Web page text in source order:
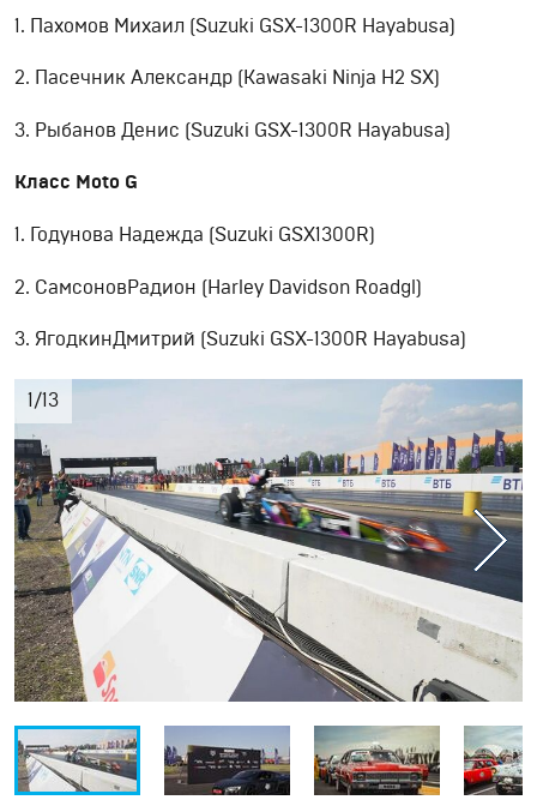
1. Пахомов Михаил (Suzuki GSX-1300R Hayabusa)
2. Пасечник Александр (Kawasaki Ninja H2 SX)
3. Рыбанов Денис (Suzuki GSX-1300R Hayabusa)
Класс Moto G
1. Годунова Надежда (Suzuki GSX1300R)
2. СамсоновРадион (Harley Davidson Roadgl)
3. ЯгодкинДмитрий (Suzuki GSX-1300R Hayabusa)
1 /13